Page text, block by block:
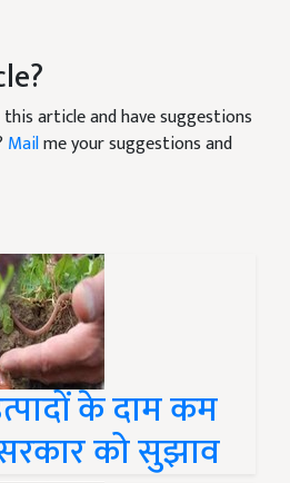
this article and have suggestions
Mailme your suggestions and
के दाम कम
को सुझाव